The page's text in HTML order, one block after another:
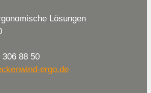
Lösungen
306 88 50
ergo.de